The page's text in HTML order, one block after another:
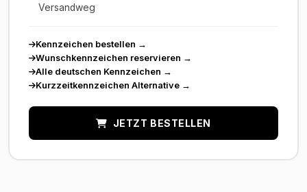
Versandweg
Kennzeichen bestellen →
Wunschkennzeichen reservieren →
Alle deutschen Kennzeichen →
Kurzzeitkennzeichen Alternative →
JETZT BESTELLEN